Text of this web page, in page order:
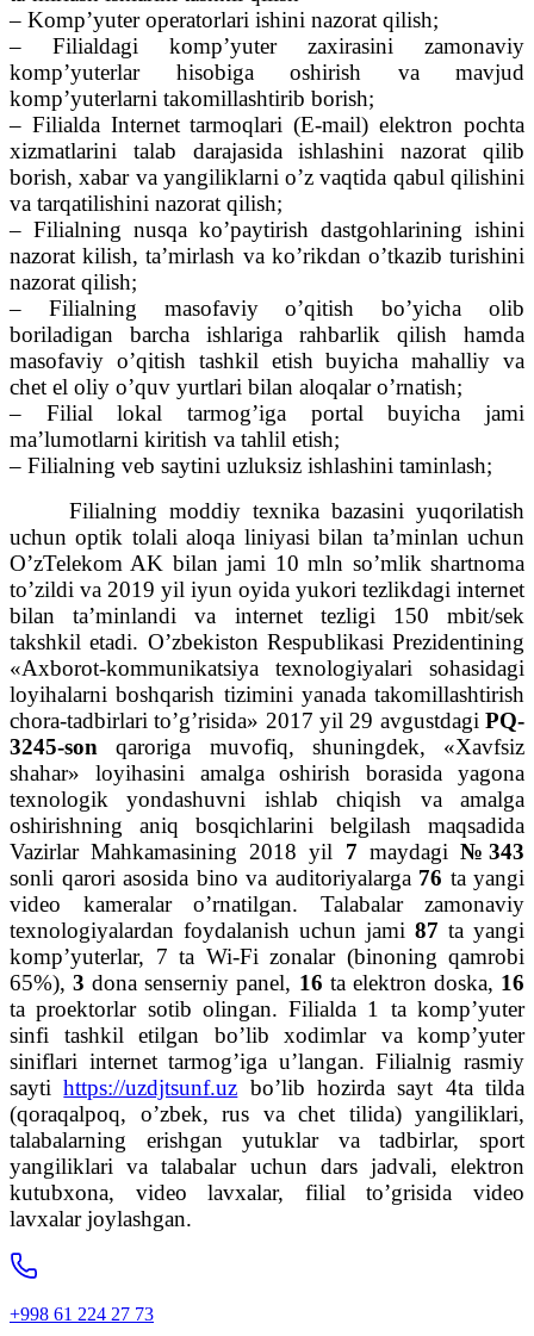
– Komp’yuter operatorlari ishini nazorat qilish;
– Filialdagi komp’yuter zaxirasini zamonaviy
komp’yuterlar hisobiga oshirish va mavjud
komp’yuterlarni takomillashtirib borish;
– Filialda Internet tarmoqlari (E-mail) elektron pochta
xizmatlarini talab darajasida ishlashini nazorat qilib
borish, xabar va yangiliklarni o’z vaqtida qabul qilishini
va tarqatilishini nazorat qilish;
– Filialning nusqa ko’paytirish dastgohlarining ishini
nazorat kilish, ta’mirlash va ko’rikdan o’tkazib turishini
nazorat qilish;
– Filialning masofaviy o’qitish bo’yicha olib
boriladigan barcha ishlariga rahbarlik qilish hamda
masofaviy o’qitish tashkil etish buyicha mahalliy va
chet el oliy o’quv yurtlari bilan aloqalar o’rnatish;
– Filial lokal tarmog’iga portal buyicha jami
ma’lumotlarni kiritish va tahlil etish;
– Filialning veb saytini uzluksiz ishlashini taminlash;
Filialning moddiy texnika bazasini yuqorilatish
uchun optik tolali aloqa liniyasi bilan ta’minlan uchun
O’zTelekom AK bilan jami 10 mln so’mlik shartnoma
to’zildi va 2019 yil iyun oyida yukori tezlikdagi internet
bilan ta’minlandi va internet tezligi 150 mbit/sek
takshkil etadi. O’zbekiston Respublikasi Prezidentining
«Axborot-kommunikatsiya texnologiyalari sohasidagi
loyihalarni boshqarish tizimini yanada takomillashtirish
chora-tadbirlari to’g’risida» 2017 yil 29 avgustdagi PQ-
3245-son qaroriga muvofiq, shuningdek, «Xavfsiz
shahar» loyihasini amalga oshirish borasida yagona
texnologik yondashuvni ishlab chiqish va amalga
oshirishning aniq bosqichlarini belgilash maqsadida
Vazirlar Mahkamasining 2018 yil 7 maydagi №343
sonli qarori asosida bino va auditoriyalarga 76 ta yangi
video kameralar o’rnatilgan. Talabalar zamonaviy
texnologiyalardan foydalanish uchun jami 87 ta yangi
komp’yuterlar, 7 ta Wi-Fi zonalar (binoning qamrobi
65%),3 dona senserniy panel, 16 ta elektron doska, 16
ta proektorlar sotib olingan. Filialda 1 ta komp’yuter
sinfi tashkil etilgan bo’lib xodimlar va komp’yuter
siniflari internet tarmog’iga u’langan. Filialnig rasmiy
saytihttps://uzdjtsunf.uz bo’lib hozirda sayt 4ta tilda
(qoraqalpoq, o’zbek, rus va chet tilida) yangiliklari,
talabalarning erishgan yutuklar va tadbirlar, sport
yangiliklari va talabalar uchun dars jadvali, elektron
kutubxona, video lavxalar, filial to’grisida video
lavxalar joylashgan.
+998 61 224 27 73